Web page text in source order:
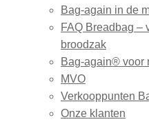
Bag-again in de
FAQ Breadbag –
broodzak
Bag-again® voor
MVO
Verkooppunten
Onze klanten